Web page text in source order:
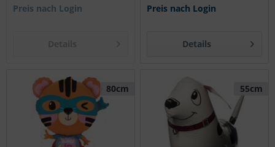
Preis nach Login Preis nach Login
Details
80cm 55cm